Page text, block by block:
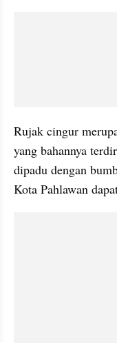
Rujak cingur
yang bahannya
dipadu dengan
Kota Pahlawan